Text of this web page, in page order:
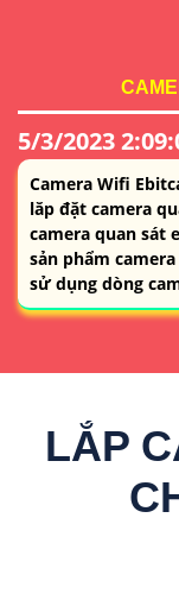
5/3/2023
Camera Wifi
lăp đặt camera
camera quan sát
sản phẩm
sử dụng dòng
LẮP